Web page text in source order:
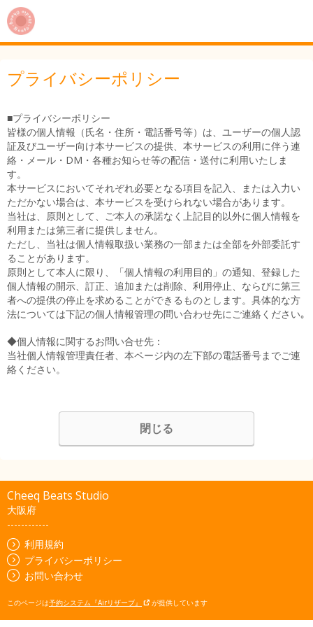
プライバシーポリシー
■プライバシーポリシー
皆様の個人情報（氏名・住所・電話番号等）は、ユーザーの個人認
証及びユーザー向け本サービスの提供、本サービスの利用に伴う連
絡・メール・DM・各種お知らせ等の配信・送付に利用いたしま
す。
本サービスにおいてそれぞれ必要となる項目を記入、または入力い
ただかない場合は、本サービスを受けられない場合があります。
当社は、原則として、ご本人の承諾なく上記目的以外に個人情報を
利用または第三者に提供しません。
ただし、当社は個人情報取扱い業務の一部または全部を外部委託す
ることがあります。
原則として本人に限り、「個人情報の利用目的」の通知、登録した
個人情報の開示、訂正、追加または削除、利用停止、ならびに第三
者への提供の停止を求めることができるものとします。具体的な方
法については下記の個人情報管理の問い合わせ先にご連絡ください｡
◆個人情報に関するお問い合せ先：
当社個人情報管理責任者、本ページ内の左下部の電話番号までご連
絡ください。
閉じる
Cheeq Beats Studio
大阪府
------------
利用規約
プライバシーポリシー
お問い合わせ
このページは予約システム『Airリザーブ』 が提供しています